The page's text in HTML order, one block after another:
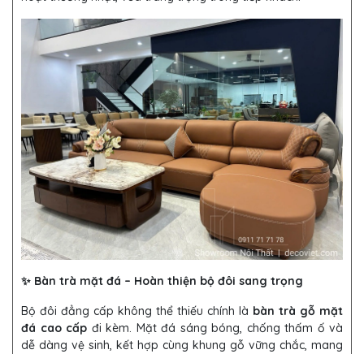
✨ Bàn trà mặt đá – Hoàn thiện bộ đôi sang trọng
Bộ đôi đẳng cấp không thể thiếu chính là bàn trà gỗ mặt
đá cao cấp đi kèm. Mặt đá sáng bóng, chống thấm ố và
dễ dàng vệ sinh, kết hợp cùng khung gỗ vững chắc, mang